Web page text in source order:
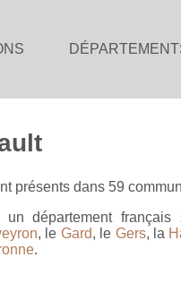
présents dans 59
un département
, le Gard, le Gers, la
.